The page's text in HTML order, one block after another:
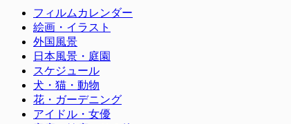
フィルムカレンダー
絵画・イラスト
外国風景
日本風景・庭園
スケジュール
犬・猫・動物
花・ガーデニング
アイドル・女優